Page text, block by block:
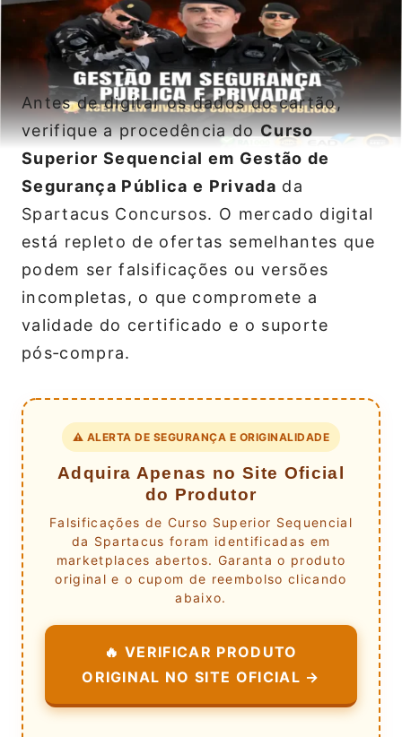
Antes de digitar os dados do cartão,
verifique a procedência doCurso
Superior Sequencial em Gestão de
Segurança Pública e Privada da
Spartacus Concursos. O mercado digital
está repleto de ofertas semelhantes que
podem ser falsificações ou versões
incompletas, o que compromete a
validade do certificado e o suporte
pós‑compra.
⚠️ ALERTA DE SEGURANÇA E ORIGINALIDADE
Adquira Apenas no Site Oficial
do Produtor
Falsificações de Curso Superior Sequencial
da Spartacus foram identificadas em
marketplaces abertos. Garanta o produto
original e o cupom de reembolso clicando
abaixo.
🔥 VERIFICAR PRODUTO
ORIGINAL NO SITE OFICIAL →